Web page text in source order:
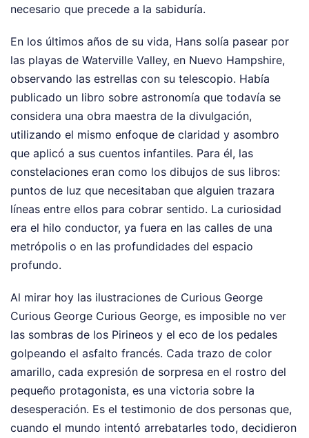
necesario que precede a la sabiduría.
En los últimos años de su vida, Hans solía pasear por
las playas de Waterville Valley, en Nuevo Hampshire,
observando las estrellas con su telescopio. Había
publicado un libro sobre astronomía que todavía se
considera una obra maestra de la divulgación,
utilizando el mismo enfoque de claridad y asombro
que aplicó a sus cuentos infantiles. Para él, las
constelaciones eran como los dibujos de sus libros:
puntos de luz que necesitaban que alguien trazara
líneas entre ellos para cobrar sentido. La curiosidad
era el hilo conductor, ya fuera en las calles de una
metrópolis o en las profundidades del espacio
profundo.
Al mirar hoy las ilustraciones de Curious George
Curious George Curious George, es imposible no ver
las sombras de los Pirineos y el eco de los pedales
golpeando el asfalto francés. Cada trazo de color
amarillo, cada expresión de sorpresa en el rostro del
pequeño protagonista, es una victoria sobre la
desesperación. Es el testimonio de dos personas que,
cuando el mundo intentó arrebatarles todo, decidieron